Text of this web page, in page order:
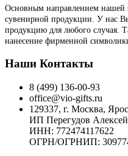
Основным направлением нашей
сувенирной продукции. У нас
продукцию для любого случая.
нанесение фирменной
Наши Контакты
8 (499) 136-00-93
office@vio-gifts.ru
129337, г. Москва,
ИП Перегудов
ИНН: 772474117622
ОГРН/ОГРНИП: